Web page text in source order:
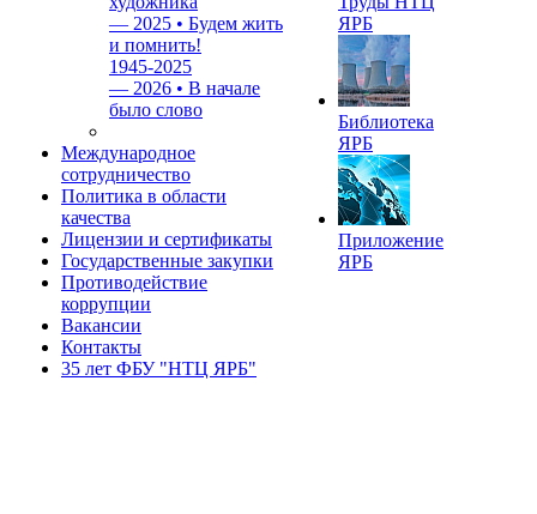
— 2025 • Будем жить
и помнить!
1945-2025
— 2026 • В начале
было слово
Международное
сотрудничество
Политика в области
качества
Лицензии и сертификаты
Государственные закупки
Противодействие
коррупции
Вакансии
Контакты
35 лет ФБУ "НТЦ ЯРБ"
ЯРБ
Библиотека
ЯРБ
Приложение
ЯРБ